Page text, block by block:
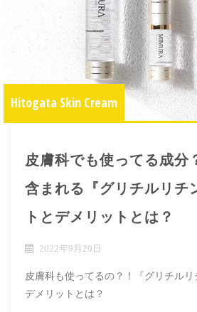
Hitogata Skin Cream
皮膚科でも使ってる成分
含まれる『グリチルリチ
トとデメリットとは？
2022年9月20日
皮膚科も使ってるの？！『グリチル
デメリットとは？